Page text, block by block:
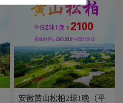
安徽黄山松柏2球1晚（平